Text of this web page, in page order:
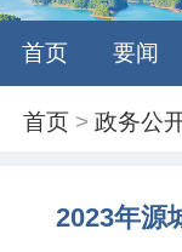
首页 要闻
首页 >政务公
2023年源